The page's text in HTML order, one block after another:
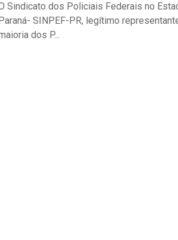
Sindicato dos Policiais Federais no
SINPEF-PR, legítimo
dos P...